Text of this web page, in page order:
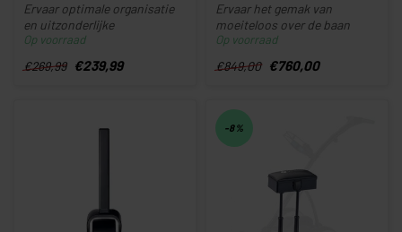
Ervaar optimale organisatie
en uitzonderlijke
duurzaamheid met de geheel
Op voorraad
€269,99 €239,99
Ervaar het gemak van
moeiteloos over de baan
lopen met de Motocaddy SE
Op voorraad
€849,00 €760,00
-8%